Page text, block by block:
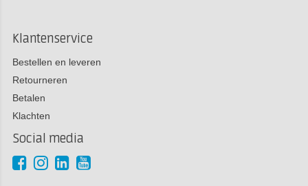
Klantenservice
Bestellen en leveren
Retourneren
Betalen
Klachten
Social media